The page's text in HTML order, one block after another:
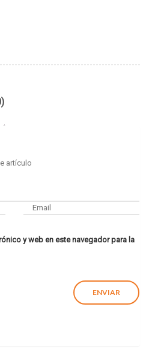
y web en este navegador para la